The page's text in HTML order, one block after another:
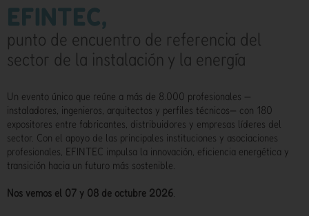
EFINTEC,
punto de encuentro de referencia del
sector de la instalación y la energía
Un evento único que reúne a más de 8.000 profesionales —
instaladores, ingenieros, arquitectos y perfiles técnicos— con 180
expositores entre fabricantes, distribuidores y empresas líderes del
sector. Con el apoyo de las principales instituciones y asociaciones
profesionales, EFINTEC impulsa la innovación, eficiencia energética y
transición hacia un futuro más sostenible.
Nos vemos el 07 y 08 de octubre 2026.